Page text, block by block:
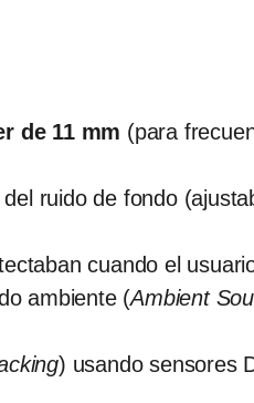
de 11 mm (para
ruido de fondo
cuando el
ambiente (Ambient
) usando sensores